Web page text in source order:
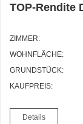
TOP-Rendite
ZIMMER:
WOHNFLÄCHE:
GRUNDSTÜCK:
KAUFPREIS:
Details